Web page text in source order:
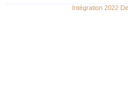
Intégration 2022